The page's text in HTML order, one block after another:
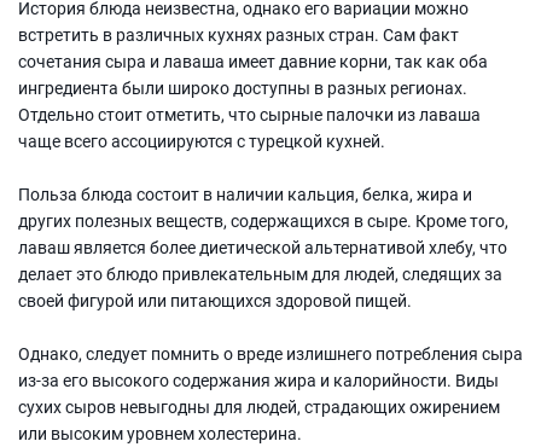
История блюда неизвестна, однако его вариации можно
встретить в различных кухнях разных стран. Сам факт
сочетания сыра и лаваша имеет давние корни, так как оба
ингредиента были широко доступны в разных регионах.
Отдельно стоит отметить, что сырные палочки из лаваша
чаще всего ассоциируются с турецкой кухней.
Польза блюда состоит в наличии кальция, белка, жира и
других полезных веществ, содержащихся в сыре. Кроме того,
лаваш является более диетической альтернативой хлебу, что
делает это блюдо привлекательным для людей, следящих за
своей фигурой или питающихся здоровой пищей.
Однако, следует помнить о вреде излишнего потребления сыра
из-за его высокого содержания жира и калорийности. Виды
сухих сыров невыгодны для людей, страдающих ожирением
или высоким уровнем холестерина.